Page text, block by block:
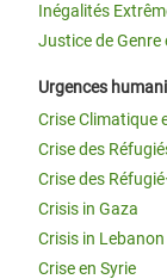
Inégalités
Justice de Genre
Urgences
Crise Climatique
Crise des
Crise des
Crisis in Gaza
Crisis in Lebanon
Crise en Syrie